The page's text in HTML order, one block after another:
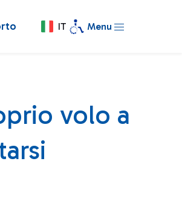
IT Menu
volo a